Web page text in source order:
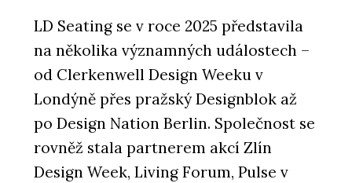
Nové kanceláře v budově ze 60. let
inspirované brutalismem navazují na
to nejlepší z minulosti
LD Seating se v roce 2025 představila
na několika významných událostech –
od Clerkenwell Design Weeku v
Londýně přes pražský Designblok až
po Design Nation Berlin. Společnost se
rovněž stala partnerem akcí Zlín
Design Week, Living Forum, Pulse v